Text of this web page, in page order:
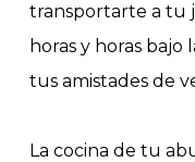
transportarte a tu
horas y horas
tus amistades de
La cocina de tu